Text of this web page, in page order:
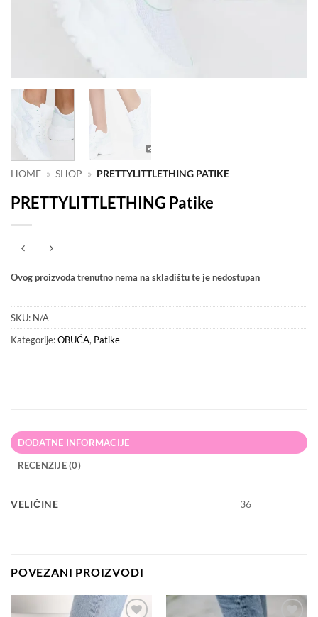
HOME » SHOP » PRETTYLITTLETHING PATIKE
PRETTYLITTLETHING Patike
Ovog proizvoda trenutno nema na skladištu te je nedostupan
SKU: N/A
Kategorije:OBUĆA, Patike
DODATNE INFORMACIJE
RECENZIJE (0)
VELIČINE 36
POVEZANI PROIZVODI